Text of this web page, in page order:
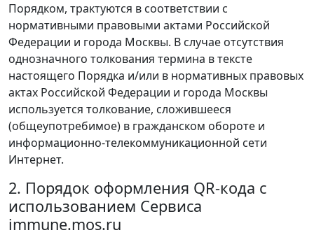
Порядком, трактуются в соответствии с
нормативными правовыми актами Российской
Федерации и города Москвы. В случае отсутствия
однозначного толкования термина в тексте
настоящего Порядка и/или в нормативных правовых
актах Российской Федерации и города Москвы
используется толкование, сложившееся
(общеупотребимое) в гражданском обороте и
информационно-телекоммуникационной сети
Интернет.
2. Порядок оформления QR-кода с
использованием Сервиса
immune.mos.ru